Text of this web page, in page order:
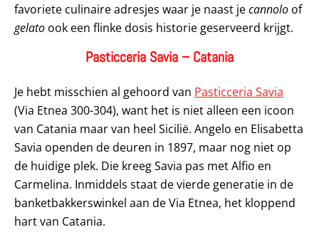
favoriete culinaire adresjes waar je naast jecannolo of
gelato ook een flinke dosis historie geserveerd krijgt.
Pasticceria Savia – Catania
Je hebt misschien al gehoord van Pasticceria Savia
(Via Etnea 300-304), want het is niet alleen een icoon
van Catania maar van heel Sicilië. Angelo en Elisabetta
Savia openden de deuren in 1897, maar nog niet op
de huidige plek. Die kreeg Savia pas met Alfio en
Carmelina. Inmiddels staat de vierde generatie in de
banketbakkerswinkel aan de Via Etnea, het kloppend
hart van Catania.